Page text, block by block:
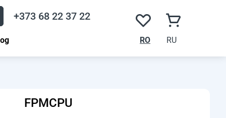
+373 68 22 37 22
RO RU
FPMCPU